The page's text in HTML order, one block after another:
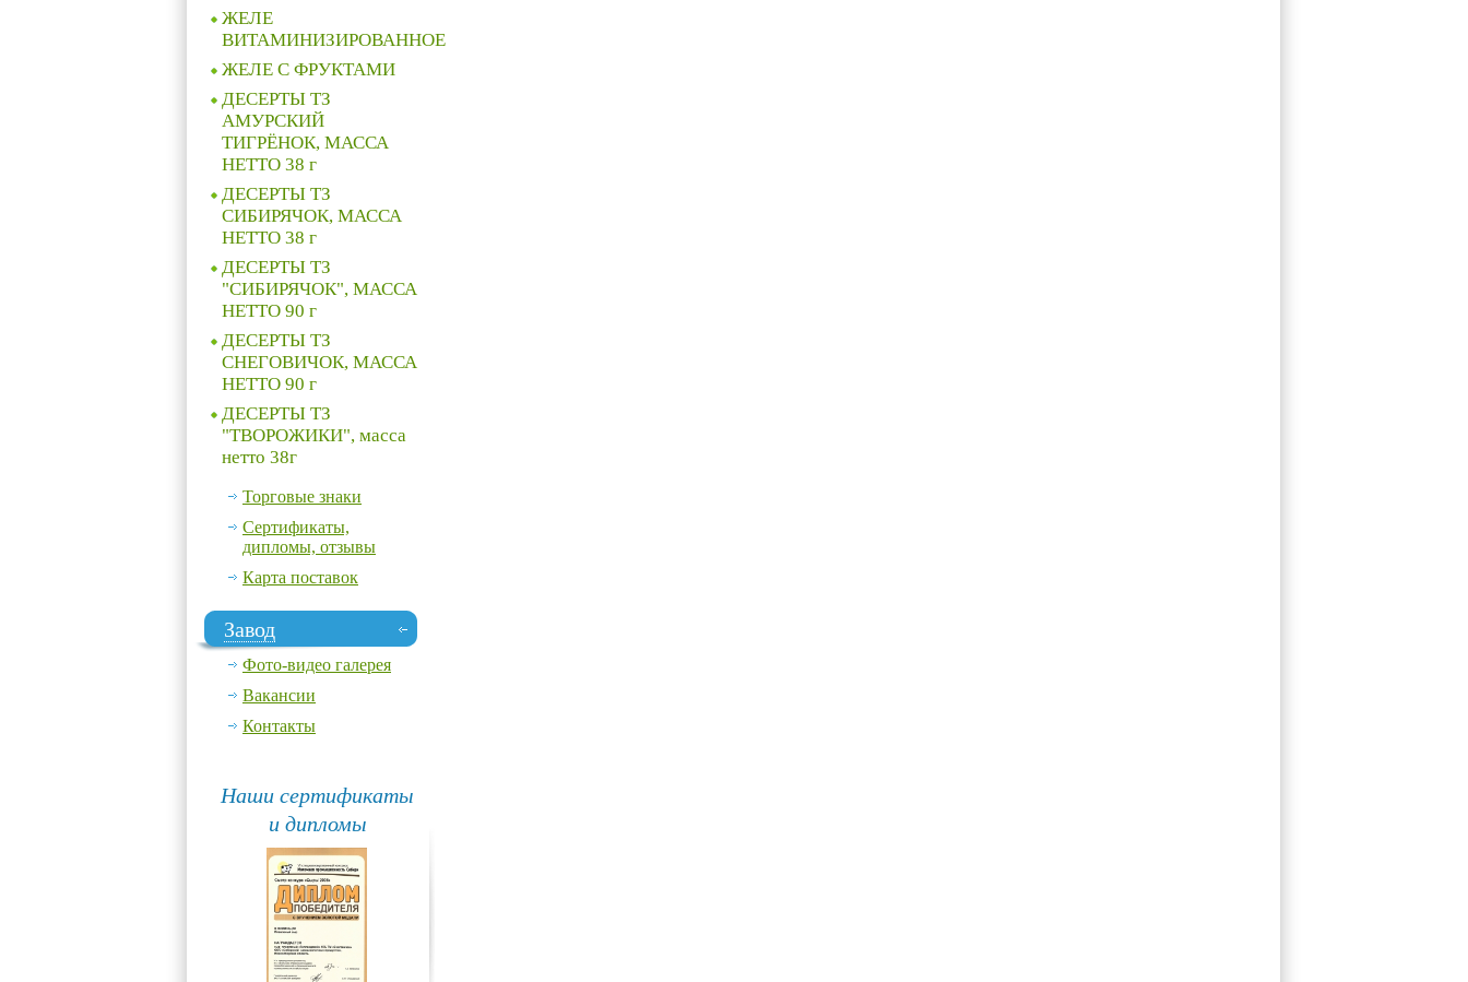
ЖЕЛЕ
ВИТАМИНИЗИРОВАННОЕ
ЖЕЛЕ C ФРУКТАМИ
ДЕСЕРТЫ ТЗ
АМУРСКИЙ
ТИГРЁНОК, МАССА
НЕТТО 38 г
ДЕСЕРТЫ ТЗ
СИБИРЯЧОК, МАССА
НЕТТО 38 г
ДЕСЕРТЫ ТЗ
"СИБИРЯЧОК", МАССА
НЕТТО 90 г
ДЕСЕРТЫ ТЗ
СНЕГОВИЧОК, МАССА
НЕТТО 90 г
ДЕСЕРТЫ ТЗ
"ТВОРОЖИКИ", масса
нетто 38г
Торговые знаки
Сертификаты,
дипломы, отзывы
Карта поставок
Завод
Фото-видео галерея
Вакансии
Контакты
Наши сертификаты
и дипломы